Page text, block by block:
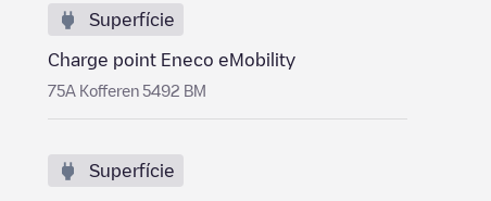
Superfície
Charge point Eneco eMobility
75A Kofferen 5492 BM
Superfície